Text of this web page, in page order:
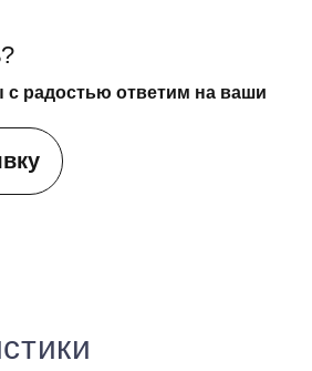
радостью ответим на ваши